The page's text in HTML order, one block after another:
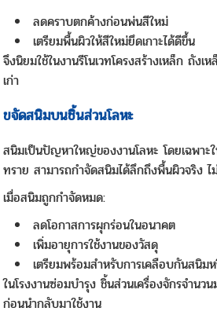
ลดคราบตกค้างก่อนพ่นสีใหม่
เตรียมพื้นผิวให้สีใหม่ยึดเกาะได้ดีขึ้น
จึงนิยมใช้ในงานรีโนเวทโครงสร้างเหล็ก ถังเ
เก่า
ขจัดสนิมบนชิ้นส่วนโลหะ
สนิมเป็นปัญหาใหญ่ของงานโลหะ โดยเฉพา
ทราย สามารถกำจัดสนิมได้ลึกถึงพื้นผิวจริง
เมื่อสนิมถูกกำจัดหมด:
ลดโอกาสการผุกร่อนในอนาคต
เพิ่มอายุการใช้งานของวัสดุ
เตรียมพร้อมสำหรับการเคลือบกันสนิม
ในโรงงานซ่อมบำรุง ชิ้นส่วนเครื่องจักรจำน
ก่อนนำกลับมาใช้งาน